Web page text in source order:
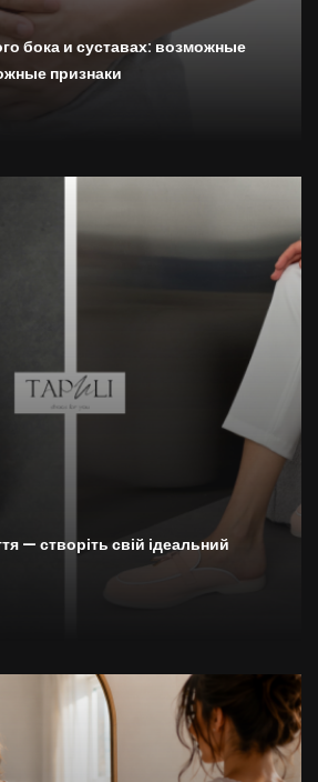
бока и суставах: возможные
признаки
— створіть свій ідеальний